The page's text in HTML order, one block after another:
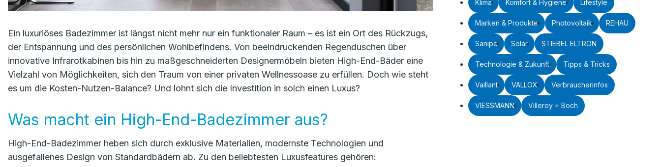
Ein luxuriöses Badezimmer ist längst nicht mehr nur ein funktionaler Raum – es ist ein Ort des Rückzugs,
der Entspannung und des persönlichen Wohlbefindens. Von beeindruckenden Regenduschen über
innovative Infrarotkabinen bis hin zu maßgeschneiderten Designermöbeln bieten High-End-Bäder eine
Vielzahl von Möglichkeiten, sich den Traum von einer privaten Wellnessoase zu erfüllen. Doch wie steht
es um die Kosten-Nutzen-Balance? Und lohnt sich die Investition in solch einen Luxus?
Was macht ein High-End-Badezimmer aus?
High-End-Badezimmer heben sich durch exklusive Materialien, modernste Technologien und
ausgefallenes Design von Standardbädern ab. Zu den beliebtesten Luxusfeatures gehören:
Klima Komfort & Hygiene Lifestyle
Marken & Produkte Photovoltaik REHAU
Sanipa Solar STIEBEL ELTRON
Technologie & Zukunft Tipps & Tricks
Vaillant VALLOX Verbraucherinfos
VIESSMANN Villeroy + Boch